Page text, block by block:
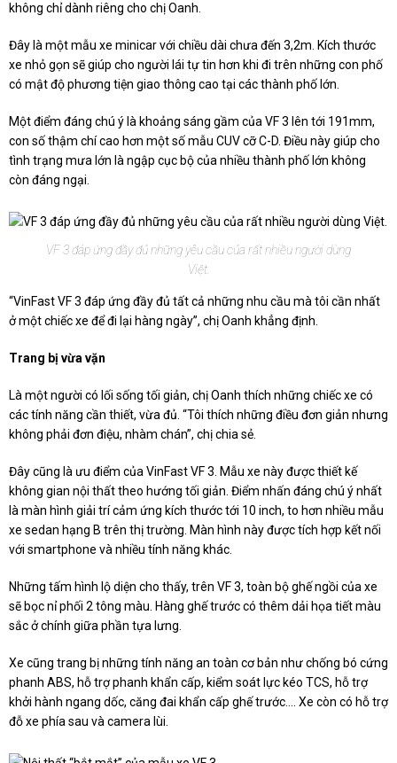
không chỉ dành riêng cho chị Oanh.
Đây là một mẫu xe minicar với chiều dài chưa đến 3,2m. Kích thước
xe nhỏ gọn sẽ giúp cho người lái tự tin hơn khi đi trên những con phố
có mật độ phương tiện giao thông cao tại các thành phố lớn.
Một điểm đáng chú ý là khoảng sáng gầm của VF 3 lên tới 191mm,
con số thậm chí cao hơn một số mẫu CUV cỡ C-D. Điều này giúp cho
tình trạng mưa lớn là ngập cục bộ của nhiều thành phố lớn không
còn đáng ngại.
VF 3 đáp ứng đầy đủ những yêu cầu của rất nhiều người dùng
Việt.
“VinFast VF 3 đáp ứng đầy đủ tất cả những nhu cầu mà tôi cần nhất
ở một chiếc xe để đi lại hàng ngày”, chị Oanh khẳng định.
Trang bị vừa vặn
Là một người có lối sống tối giản, chị Oanh thích những chiếc xe có
các tính năng cần thiết, vừa đủ. “Tôi thích những điều đơn giản nhưng
không phải đơn điệu, nhàm chán”, chị chia sẻ.
Đây cũng là ưu điểm của VinFast VF 3. Mẫu xe này được thiết kế
không gian nội thất theo hướng tối giản. Điểm nhấn đáng chú ý nhất
là màn hình giải trí cảm ứng kích thước tới 10 inch, to hơn nhiều mẫu
xe sedan hạng B trên thị trường. Màn hình này được tích hợp kết nối
với smartphone và nhiều tính năng khác.
Những tấm hình lộ diện cho thấy, trên VF 3, toàn bộ ghế ngồi của xe
sẽ bọc nỉ phối 2 tông màu. Hàng ghế trước có thêm dải họa tiết màu
sắc ở chính giữa phần tựa lưng.
Xe cũng trang bị những tính năng an toàn cơ bản như chống bó cứng
phanh ABS, hỗ trợ phanh khẩn cấp, kiểm soát lực kéo TCS, hỗ trợ
khởi hành ngang dốc, căng đai khẩn cấp ghế trước.... Xe còn có hỗ trợ
đỗ xe phía sau và camera lùi.